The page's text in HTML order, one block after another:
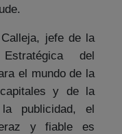
jefe de la
del
el mundo de la
y de la
publicidad, el
y fiable es